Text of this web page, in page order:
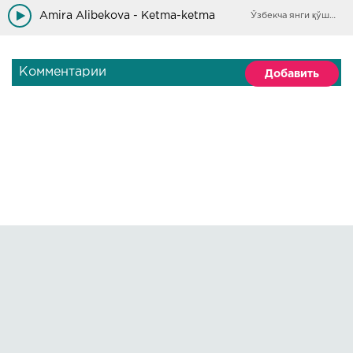
Ketma, qalbimdan ketma. (x2)
Amira Alibekova - Ketma-ketma Ўзбекча янги қўшиқлар
Комментарии Добавить